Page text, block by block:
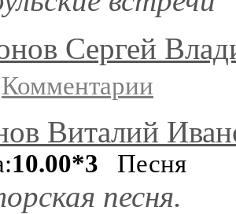
Сергей
Комментарии
Виталий
10.00*3 Песня
песня.